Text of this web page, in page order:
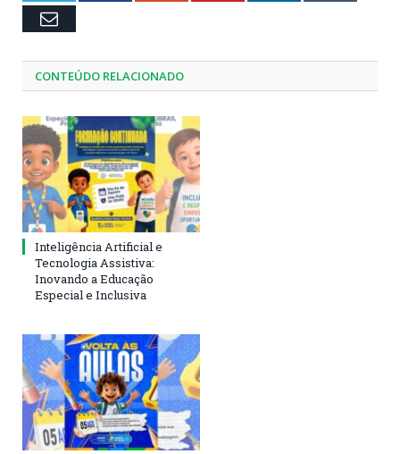
Email
CONTEÚDO RELACIONADO
Inteligência Artificial e
Tecnologia Assistiva:
Inovando a Educação
Especial e Inclusiva